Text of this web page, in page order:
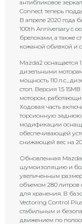
антибликовое
Connect теперь
В апреле 2020 года
100th Anniversary с
брелоками, а также
кожаной обивкой и
Mazda2 оснащается
дизельными
мощность 110 л.с.,
стоп. Версия 1.5
мотором,
Ходовая часть
торсионную
модификации
обеспечивающей
снижающей вес на
Обновленная
шумоизоляцию и
увеличенным
объемом 280 литров
для хранения. В
Vectoring Control
стабильным и
движением по